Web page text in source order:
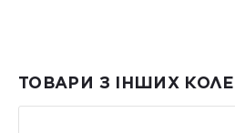
ТОВАРИ З ІНШИХ